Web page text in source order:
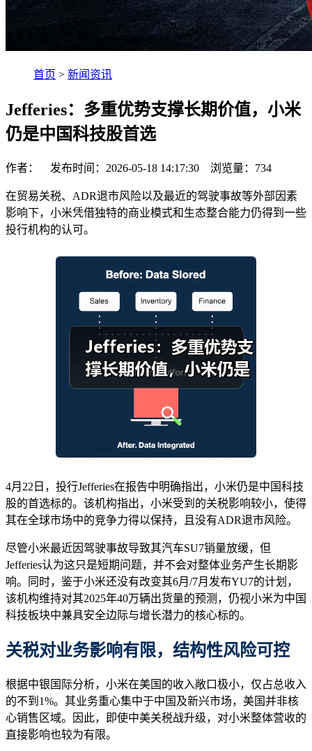
首页 > 新闻资讯
Jefferies：多重优势支撑长期价值，小米
仍是中国科技股首选
作者： 发布时间：2026-05-18 14:17:30 浏览量： 734
在贸易关税、ADR退市风险以及最近的驾驶事故等外部因素
影响下，小米凭借独特的商业模式和生态整合能力仍得到一些
投行机构的认可。
4月22日，投行Jefferies在报告中明确指出，小米仍是中国科技
股的首选标的。该机构指出，小米受到的关税影响较小，使得
其在全球市场中的竞争力得以保持，且没有ADR退市风险。
尽管小米最近因驾驶事故导致其汽车SU7销量放缓，但
Jefferies认为这只是短期问题，并不会对整体业务产生长期影
响。同时，鉴于小米还没有改变其6月/7月发布YU7的计划，
该机构维持对其2025年40万辆出货量的预测，仍视小米为中国
科技板块中兼具安全边际与增长潜力的核心标的。
关税对业务影响有限，结构性风险可控
根据中银国际分析，小米在美国的收入敞口极小，仅占总收入
的不到1%。其业务重心集中于中国及新兴市场，美国并非核
心销售区域。因此，即使中美关税战升级，对小米整体营收的
直接影响也较为有限。